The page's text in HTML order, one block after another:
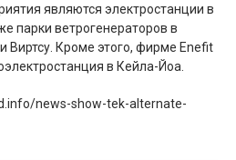
являются электростанции в
парки ветрогенераторов в
Виртсу. Кроме этого, фирме Enefit
в Кейла-Йоа.
news-show-tek-alternate-